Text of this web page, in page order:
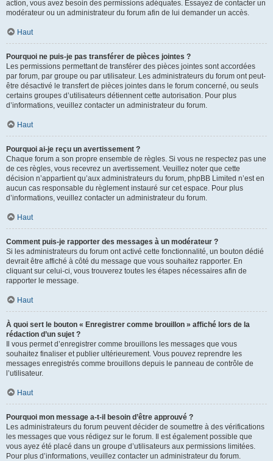
action, vous avez besoin des permissions adéquates. Essayez de contacter un
modérateur ou un administrateur du forum afin de lui demander un accès.
Haut
Pourquoi ne puis-je pas transférer de pièces jointes ?
Les permissions permettant de transférer des pièces jointes sont accordées
par forum, par groupe ou par utilisateur. Les administrateurs du forum ont peut-
être désactivé le transfert de pièces jointes dans le forum concerné, ou seuls
certains groupes d’utilisateurs détiennent cette autorisation. Pour plus
d’informations, veuillez contacter un administrateur du forum.
Haut
Pourquoi ai-je reçu un avertissement ?
Chaque forum a son propre ensemble de règles. Si vous ne respectez pas une
de ces règles, vous recevrez un avertissement. Veuillez noter que cette
décision n’appartient qu’aux administrateurs du forum, phpBB Limited n’est en
aucun cas responsable du règlement instauré sur cet espace. Pour plus
d’informations, veuillez contacter un administrateur du forum.
Haut
Comment puis-je rapporter des messages à un modérateur ?
Si les administrateurs du forum ont activé cette fonctionnalité, un bouton dédié
devrait être affiché à côté du message que vous souhaitez rapporter. En
cliquant sur celui-ci, vous trouverez toutes les étapes nécessaires afin de
rapporter le message.
Haut
À quoi sert le bouton « Enregistrer comme brouillon » affiché lors de la
rédaction d’un sujet ?
Il vous permet d’enregistrer comme brouillons les messages que vous
souhaitez finaliser et publier ultérieurement. Vous pouvez reprendre les
messages enregistrés comme brouillons depuis le panneau de contrôle de
l’utilisateur.
Haut
Pourquoi mon message a-t-il besoin d’être approuvé ?
Les administrateurs du forum peuvent décider de soumettre à des vérifications
les messages que vous rédigez sur le forum. Il est également possible que
vous ayez été placé dans un groupe d’utilisateurs aux permissions limitées.
Pour plus d’informations, veuillez contacter un administrateur du forum.